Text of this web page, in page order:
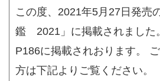
この度、2021年5月27日発売
鑑 2021」に掲載されました
P186に掲載されおります。
方は下記よりご覧ください。